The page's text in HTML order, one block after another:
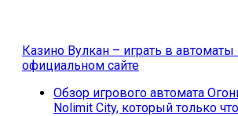
Казино Вулкан – играть в автоматы
официальном сайте
Обзор игрового автомата
Nolimit City, который только